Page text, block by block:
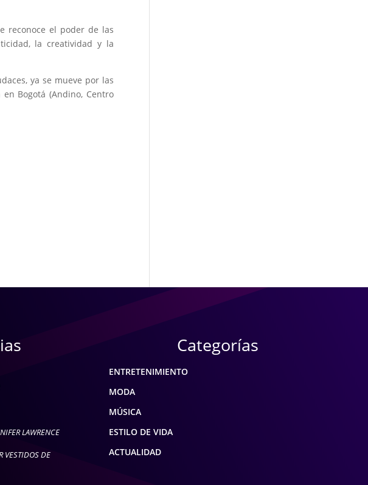
reconoce el poder de las
la creatividad y la
ya se mueve por las
Bogotá (Andino, Centro
LAWRENCE
VESTIDOS DE
Categorías
ENTRETENIMIENTO
MODA
MÚSICA
ESTILO DE VIDA
ACTUALIDAD